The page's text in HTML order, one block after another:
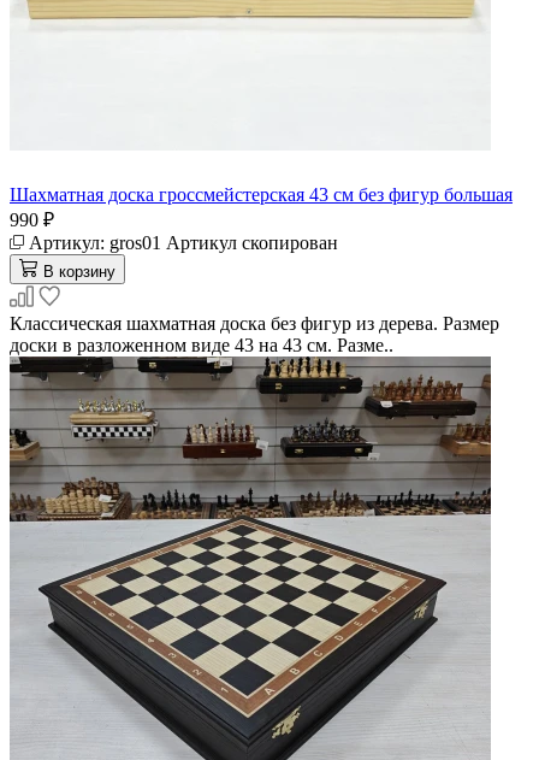
Шахматная доска гроссмейстерская 43 см без фигур большая
990 ₽
Артикул: gros01 Артикул скопирован
В корзину
Классическая шахматная доска без фигур из дерева. Размер
доски в разложенном виде 43 на 43 см. Разме..